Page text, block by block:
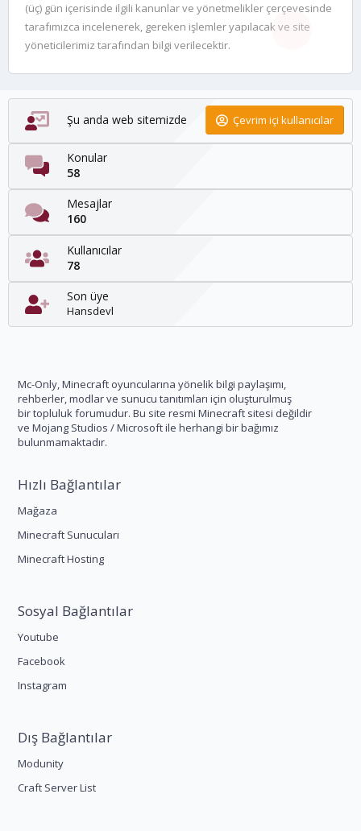
(üç) gün içerisinde ilgili kanunlar ve yönetmelikler çerçevesinde
tarafımızca incelenerek, gereken işlemler yapılacak ve site
yöneticilerimiz tarafından bilgi verilecektir.
Şu anda web sitemizde Çevrim içi kullanıcılar
Konular
58
Mesajlar
160
Kullanıcılar
78
Son üye
Hansdevl
Mc-Only, Minecraft oyuncularına yönelik bilgi paylaşımı,
rehberler, modlar ve sunucu tanıtımları için oluşturulmuş
bir topluluk forumudur. Bu site resmi Minecraft sitesi değildir
ve Mojang Studios / Microsoft ile herhangi bir bağımız
bulunmamaktadır.
Hızlı Bağlantılar
Mağaza
Minecraft Sunucuları
Minecraft Hosting
Sosyal Bağlantılar
Youtube
Facebook
Instagram
Dış Bağlantılar
Modunity
Craft Server List